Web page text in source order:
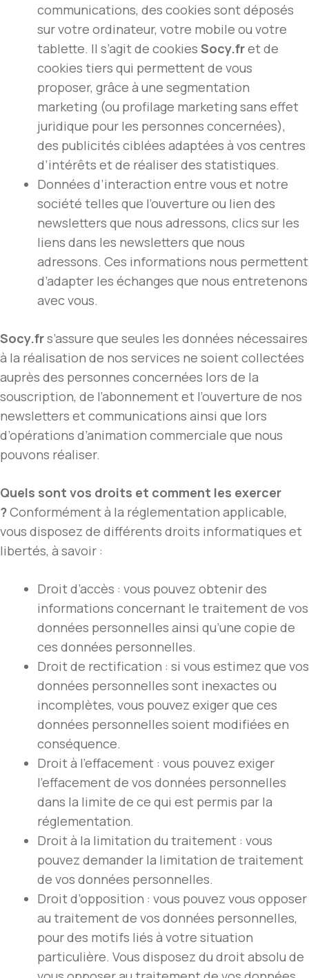
communications, des cookies sont déposés
sur votre ordinateur, votre mobile ou votre
tablette. Il s’agit de cookies Socy.fret de
cookies tiers qui permettent de vous
proposer, grâce à une segmentation
marketing (ou profilage marketing sans effet
juridique pour les personnes concernées),
des publicités ciblées adaptées à vos centres
d’intérêts et de réaliser des statistiques.
Données d’interaction entre vous et notre
société telles que l’ouverture ou lien des
newsletters que nous adressons, clics sur les
liens dans les newsletters que nous
adressons. Ces informations nous permettent
d’adapter les échanges que nous entretenons
avec vous.
Socy.frs’assure que seules les données nécessaires
à la réalisation de nos services ne soient collectées
auprès des personnes concernées lors de la
souscription, de l’abonnement et l’ouverture de nos
newsletters et communications ainsi que lors
d’opérations d’animation commerciale que nous
pouvons réaliser.
Quels sont vos droits et comment les exercer
?Conformément à la réglementation applicable,
vous disposez de différents droits informatiques et
libertés, à savoir :
Droit d’accès : vous pouvez obtenir des
informations concernant le traitement de vos
données personnelles ainsi qu’une copie de
ces données personnelles.
Droit de rectification : si vous estimez que vos
données personnelles sont inexactes ou
incomplètes, vous pouvez exiger que ces
données personnelles soient modifiées en
conséquence.
Droit à l’effacement : vous pouvez exiger
l’effacement de vos données personnelles
dans la limite de ce qui est permis par la
réglementation.
Droit à la limitation du traitement : vous
pouvez demander la limitation de traitement
de vos données personnelles.
Droit d’opposition : vous pouvez vous opposer
au traitement de vos données personnelles,
pour des motifs liés à votre situation
particulière. Vous disposez du droit absolu de